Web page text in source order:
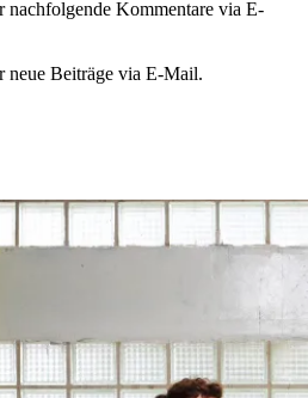
nachfolgende Kommentare via E-
neue Beiträge via E-Mail.